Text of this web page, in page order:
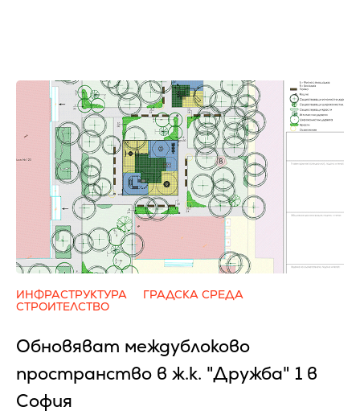
ИНФРАСТРУКТУРА
ГРАДСКА СРЕДА
СТРОИТЕЛСТВО
Обновяват междублоково
пространство в ж.к. "Дружба" 1 в
София